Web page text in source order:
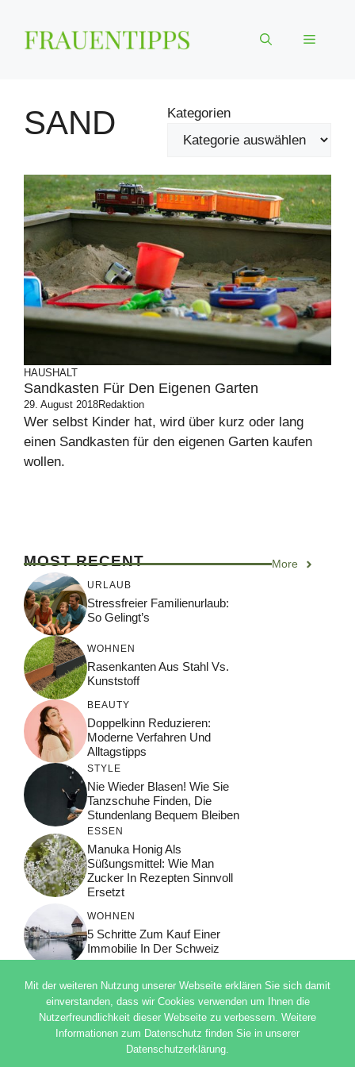
Inhalt
springen
Menü
SAND Kategorien
HAUSHALT
Sandkasten Für Den Eigenen Garten
29. August 2018Redaktion
Wer selbst Kinder hat, wird über kurz oder lang
einen Sandkasten für den eigenen Garten kaufen
wollen.
MOST RECENT More
URLAUB
Stressfreier Familienurlaub:
So Gelingt’s
WOHNEN
Rasenkanten Aus Stahl Vs.
Kunststoff
BEAUTY
Doppelkinn Reduzieren:
Moderne Verfahren Und
Alltagstipps
STYLE
Nie Wieder Blasen! Wie Sie
Tanzschuhe Finden, Die
Stundenlang Bequem Bleiben
ESSEN
Manuka Honig Als
Süßungsmittel: Wie Man
Zucker In Rezepten Sinnvoll
Ersetzt
WOHNEN
5 Schritte Zum Kauf Einer
Immobilie In Der Schweiz
© 2026 ADSIMPLE
DATENSCHUTZERKLÄRUNG
Mit der weiteren Nutzung unserer Webseite erklären Sie sich damit
einverstanden, dass wir Cookies verwenden um Ihnen die
Nutzerfreundlichkeit dieser Webseite zu verbessern. Weitere
Informationen zum Datenschutz finden Sie in unserer
Datenschutzerklärung.